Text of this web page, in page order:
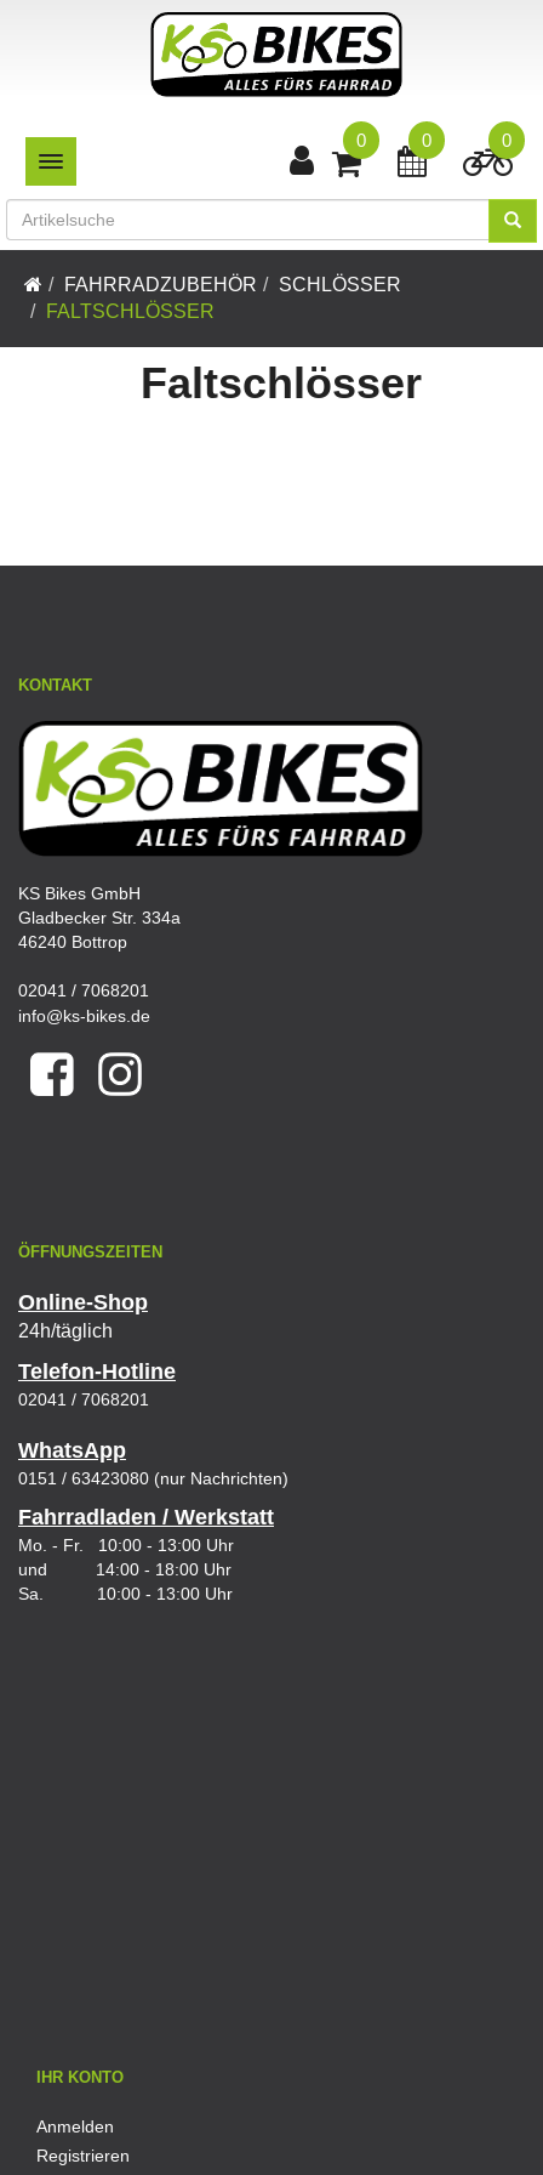
TOGGLE NAVIGATION
0
0
0
FAHRRADZUBEHÖR
SCHLÖSSER
FALTSCHLÖSSER
Faltschlösser
KONTAKT
KS Bikes GmbH
Gladbecker Str. 334a
46240 Bottrop
02041 / 7068201
info@ks-bikes.de
ÖFFNUNGSZEITEN
Online-Shop
24h/täglich
Telefon-Hotline
02041 / 7068201
WhatsApp
0151 / 63423080 (nur Nachrichten)
Fahrradladen / Werkstatt
Mo. - Fr. 10:00 - 13:00 Uhr
und 14:00 - 18:00 Uhr
Sa. 10:00 - 13:00 Uhr
IHR KONTO
Anmelden
Registrieren